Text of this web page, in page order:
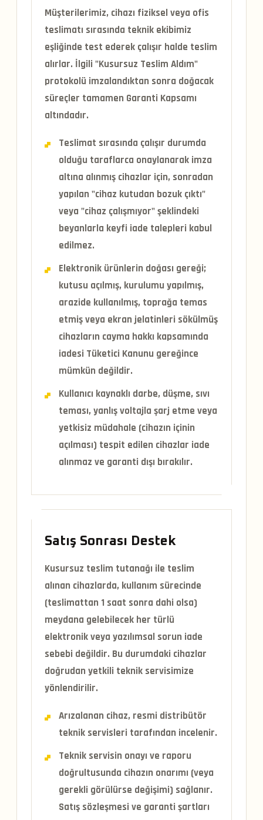
Müşterilerimiz, cihazı fiziksel veya ofis
teslimatı sırasında teknik ekibimiz
eşliğinde test ederek çalışır halde teslim
alırlar. İlgili "Kusursuz Teslim Aldım"
protokolü imzalandıktan sonra doğacak
süreçler tamamen Garanti Kapsamı
altındadır.
Teslimat sırasında çalışır durumda
olduğu taraflarca onaylanarak imza
altına alınmış cihazlar için, sonradan
yapılan "cihaz kutudan bozuk çıktı"
veya "cihaz çalışmıyor" şeklindeki
beyanlarla keyfi iade talepleri kabul
edilmez.
Elektronik ürünlerin doğası gereği;
kutusu açılmış, kurulumu yapılmış,
arazide kullanılmış, toprağa temas
etmiş veya ekran jelatinleri sökülmüş
cihazların cayma hakkı kapsamında
iadesi Tüketici Kanunu gereğince
mümkün değildir.
Kullanıcı kaynaklı darbe, düşme, sıvı
teması, yanlış voltajla şarj etme veya
yetkisiz müdahale (cihazın içinin
açılması) tespit edilen cihazlar iade
alınmaz ve garanti dışı bırakılır.
Satış Sonrası Destek
Kusursuz teslim tutanağı ile teslim
alınan cihazlarda, kullanım sürecinde
(teslimattan 1 saat sonra dahi olsa)
meydana gelebilecek her türlü
elektronik veya yazılımsal sorun iade
sebebi değildir. Bu durumdaki cihazlar
doğrudan yetkili teknik servisimize
yönlendirilir.
Arızalanan cihaz, resmi distribütör
teknik servisleri tarafından incelenir.
Teknik servisin onayı ve raporu
doğrultusunda cihazın onarımı (veya
gerekli görülürse değişimi) sağlanır.
Satış sözleşmesi ve garanti şartları